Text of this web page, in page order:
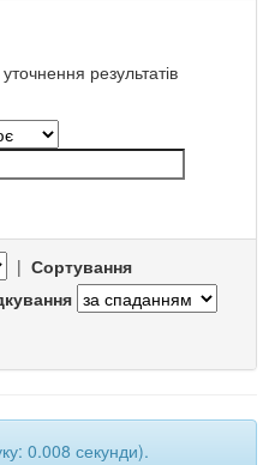
результатів
| Сортування
0.008 секунди).